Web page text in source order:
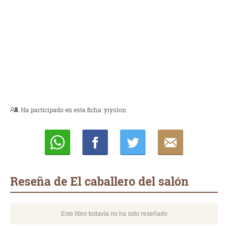
Ha participado en esta ficha:yiyolon
Reseña de El caballero del salón
Este libro todavía no ha sido reseñado